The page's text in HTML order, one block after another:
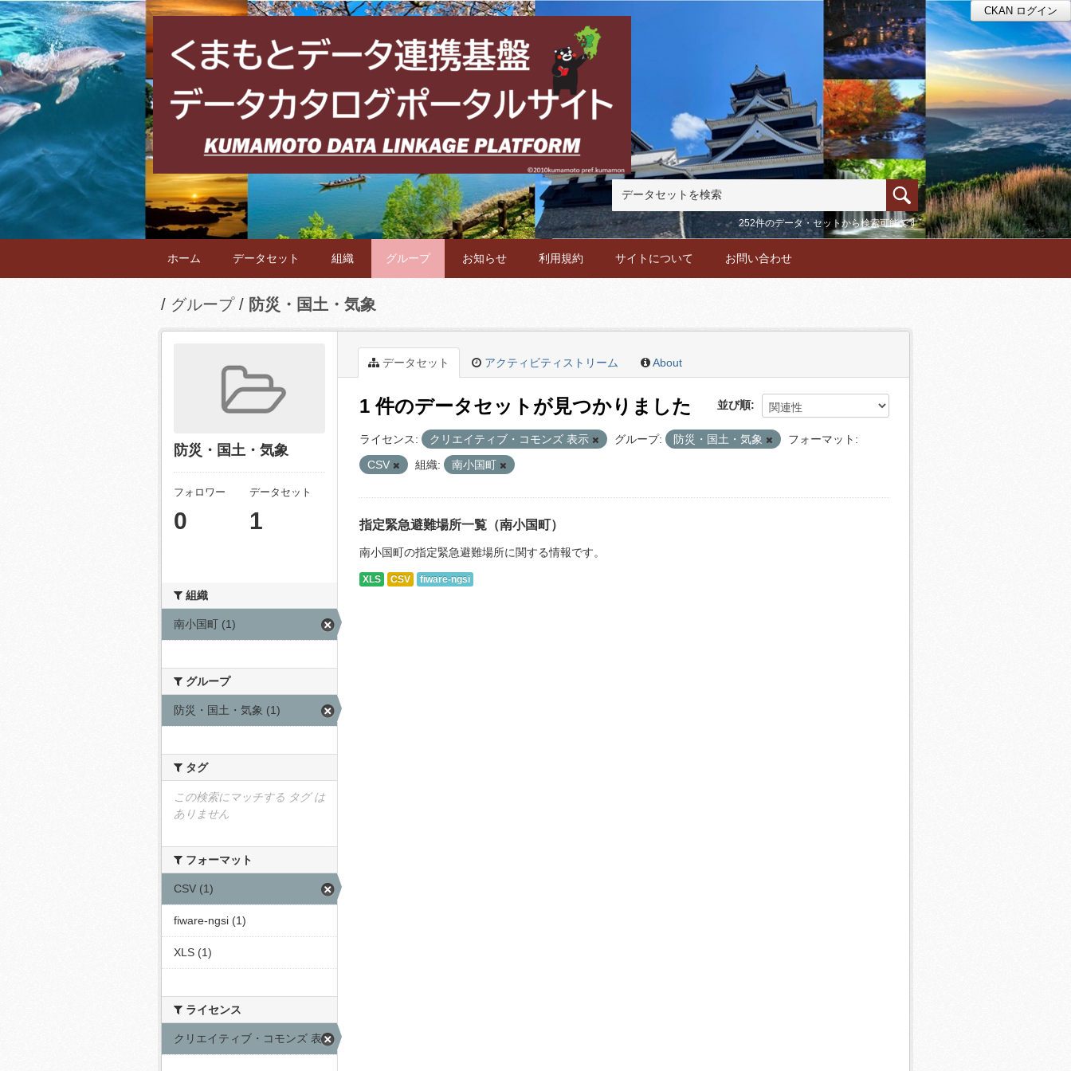
CKAN ログイン
252件のデータ・セットから検索可能です
ホーム データセット 組織 グループ お知らせ 利用規約 サイトについて お問い合わせ
グループ 防災・国土・気象
データセット アクティビティストリーム About
並び順
1 件のデータセットが見つかりました
ライセンス: クリエイティブ・コモンズ 表示 グループ: 防災・国土・気象
フォーマット:
CSV
組織: 南小国町
指定緊急避難場所一覧（南小国町）
南小国町の指定緊急避難場所に関する情報です。
XLS CSV fiware-ngsi
防災・国土・気象
フォロワー
0
データセット
1
組織
南小国町 (1)
グループ
防災・国土・気象 (1)
タグ
この検索にマッチする タグ は
ありません
フォーマット
CSV (1)
fiware-ngsi (1)
XLS (1)
ライセンス
クリエイティブ・コモンズ 表示 (1)